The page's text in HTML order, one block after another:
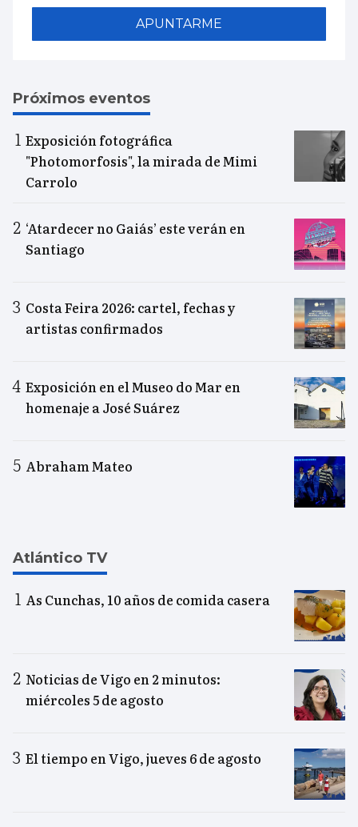
APUNTARME
Próximos eventos
Exposición fotográfica
"Photomorfosis", la mirada de Mimi
Carrolo
‘Atardecer no Gaiás’ este verán en
Santiago
Costa Feira 2026: cartel, fechas y
artistas confirmados
Exposición en el Museo do Mar en
homenaje a José Suárez
Abraham Mateo
Atlántico TV
As Cunchas, 10 años de comida casera
Noticias de Vigo en 2 minutos:
miércoles 5 de agosto
El tiempo en Vigo, jueves 6 de agosto